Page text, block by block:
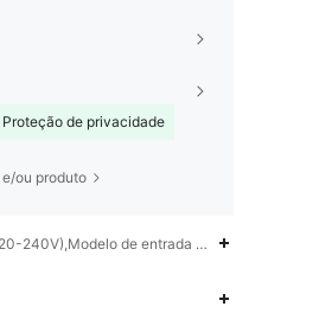
Proteção de privacidade
ou produto
240V),Modelo de entrada dos E.U.A - tipo